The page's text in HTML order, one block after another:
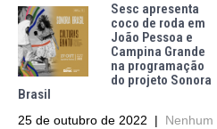
Sesc apresenta
coco de roda em
João Pessoa e
Campina Grande
na programação
do projeto Sonora
Brasil
25 de outubro de 2022 | Nenhum